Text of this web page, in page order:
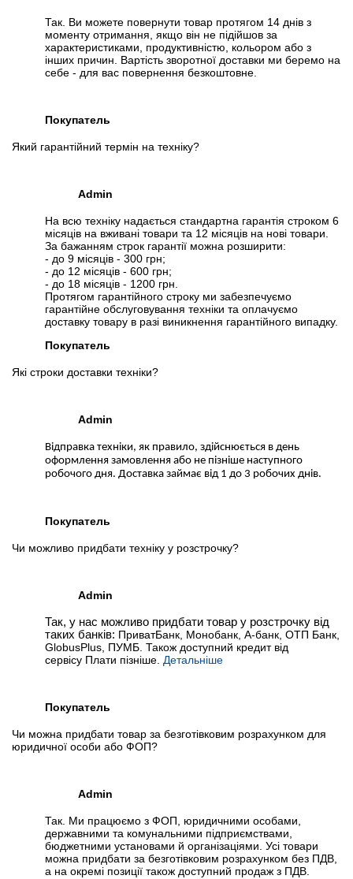
Так. Ви можете повернути товар протягом 14 днів з
моменту отримання, якщо він не підійшов за
характеристиками, продуктивністю, кольором або з
інших причин. Вартість зворотної доставки ми беремо на
себе - для вас повернення безкоштовне.
Покупатель
Який гарантійний термін на техніку?
Admin
На всю техніку надається стандартна гарантія строком 6
місяців на вживані товари та 12 місяців на нові товари.
За бажанням строк гарантії можна розширити:
- до 9 місяців - 300 грн;
- до 12 місяців - 600 грн;
- до 18 місяців - 1200 грн.
Протягом гарантійного строку ми забезпечуємо
гарантійне обслуговування техніки та оплачуємо
доставку товару в разі виникнення гарантійного випадку.
Покупатель
Які строки доставки техніки?
Admin
Відправка техніки, як правило, здійснюється в день
оформлення замовлення або не пізніше наступного
робочого дня. Доставка займає від 1 до 3 робочих днів.
Покупатель
Чи можливо придбати техніку у розстрочку?
Admin
Так, у нас можливо придбати товар у розстрочку від
таких банків: ПриватБанк, Монобанк, А-банк, ОТП Банк,
GlobusPlus, ПУМБ. Також доступний кредит від
сервісу Плати пізніше. Детальніше
Покупатель
Чи можна придбати товар за безготівковим розрахунком для
юридичної особи або ФОП?
Admin
Так. Ми працюємо з ФОП, юридичними особами,
державними та комунальними підприємствами,
бюджетними установами й організаціями. Усі товари
можна придбати за безготівковим розрахунком без ПДВ,
а на окремі позиції також доступний продаж з ПДВ.